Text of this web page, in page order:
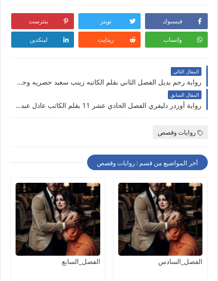
فيسبوك تويتر بنترست
واتساب ريدايت لينكدين
المقال التالي
رواية رحم بديل الفصل الثاني بقلم الكاتبه زينب سعيد حصريه وجديده على مدونة النجم المتوهج للروايات والمعلومات
المقال السابق
رواية أوردر دليفري الفصل الحادي عشر 11 بقلم الكاتب عادل عبد الله حصريه
روايات وقصص
أخر المواضيع من قسم : روايات وقصص
الفصل_السادس الفصل_السابع